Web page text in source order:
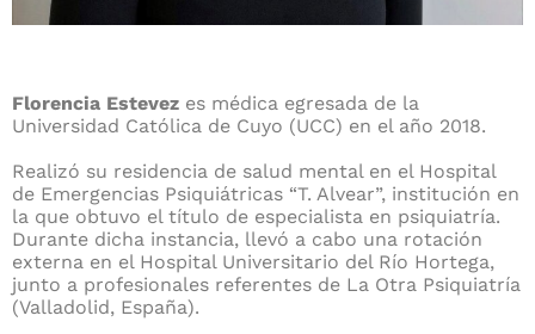
Florencia Estevez es médica egresada de la
Universidad Católica de Cuyo (UCC) en el año 2018.
Realizó su residencia de salud mental en el Hospital
de Emergencias Psiquiátricas “T. Alvear”, institución en
la que obtuvo el título de especialista en psiquiatría.
Durante dicha instancia, llevó a cabo una rotación
externa en el Hospital Universitario del Río Hortega,
junto a profesionales referentes de La Otra Psiquiatría
(Valladolid, España).